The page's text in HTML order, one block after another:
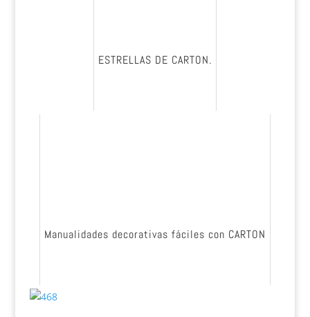
ESTRELLAS DE CARTON.
Manualidades decorativas fáciles con CARTON